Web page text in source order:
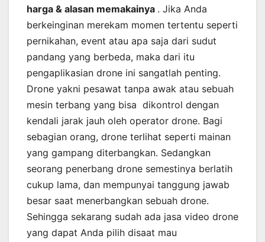
harga & alasan memakainya . Jika Anda
berkeinginan merekam momen tertentu seperti
pernikahan, event atau apa saja dari sudut
pandang yang berbeda, maka dari itu
pengaplikasian drone ini sangatlah penting.
Drone yakni pesawat tanpa awak atau sebuah
mesin terbang yang bisa dikontrol dengan
kendali jarak jauh oleh operator drone. Bagi
sebagian orang, drone terlihat seperti mainan
yang gampang diterbangkan. Sedangkan
seorang penerbang drone semestinya berlatih
cukup lama, dan mempunyai tanggung jawab
besar saat menerbangkan sebuah drone.
Sehingga sekarang sudah ada jasa video drone
yang dapat Anda pilih disaat mau